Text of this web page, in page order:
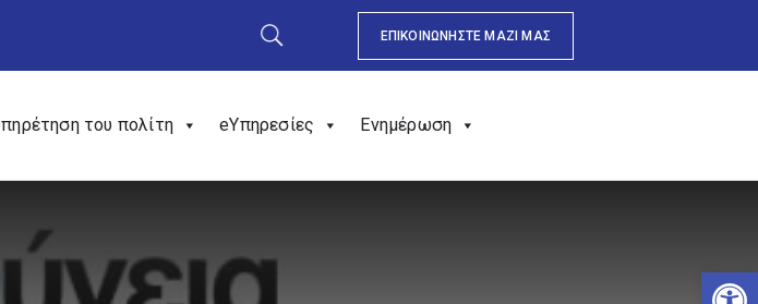
ΕΠΙΚΟΙΝΩΝΗΣΤΕ ΜΑΖΙ ΜΑΣ
του πολίτη eΥπηρεσίες Ενημέρωση